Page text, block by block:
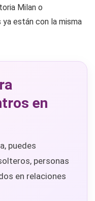
Milan o
ya están con la misma
en
puedes
personas
en relaciones